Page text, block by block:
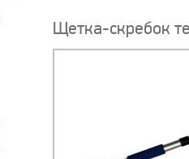
Щетка-скребок